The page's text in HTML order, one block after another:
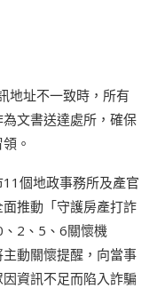
地址不一致時，所有
文書送達處所，確保
。
個地政事務所及產官
推動「守護房產打詐
2、5、6關懷機
動關懷提醒，向當事
資訊不足而陷入詐騙